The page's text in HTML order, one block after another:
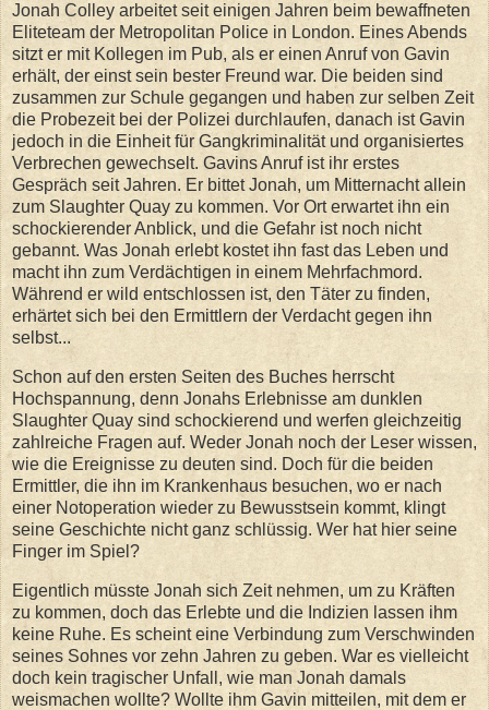
Jonah Colley arbeitet seit einigen Jahren beim bewaffneten
Eliteteam der Metropolitan Police in London. Eines Abends
sitzt er mit Kollegen im Pub, als er einen Anruf von Gavin
erhält, der einst sein bester Freund war. Die beiden sind
zusammen zur Schule gegangen und haben zur selben Zeit
die Probezeit bei der Polizei durchlaufen, danach ist Gavin
jedoch in die Einheit für Gangkriminalität und organisiertes
Verbrechen gewechselt. Gavins Anruf ist ihr erstes
Gespräch seit Jahren. Er bittet Jonah, um Mitternacht allein
zum Slaughter Quay zu kommen. Vor Ort erwartet ihn ein
schockierender Anblick, und die Gefahr ist noch nicht
gebannt. Was Jonah erlebt kostet ihn fast das Leben und
macht ihn zum Verdächtigen in einem Mehrfachmord.
Während er wild entschlossen ist, den Täter zu finden,
erhärtet sich bei den Ermittlern der Verdacht gegen ihn
selbst...
Schon auf den ersten Seiten des Buches herrscht
Hochspannung, denn Jonahs Erlebnisse am dunklen
Slaughter Quay sind schockierend und werfen gleichzeitig
zahlreiche Fragen auf. Weder Jonah noch der Leser wissen,
wie die Ereignisse zu deuten sind. Doch für die beiden
Ermittler, die ihn im Krankenhaus besuchen, wo er nach
einer Notoperation wieder zu Bewusstsein kommt, klingt
seine Geschichte nicht ganz schlüssig. Wer hat hier seine
Finger im Spiel?
Eigentlich müsste Jonah sich Zeit nehmen, um zu Kräften
zu kommen, doch das Erlebte und die Indizien lassen ihm
keine Ruhe. Es scheint eine Verbindung zum Verschwinden
seines Sohnes vor zehn Jahren zu geben. War es vielleicht
doch kein tragischer Unfall, wie man Jonah damals
weismachen wollte? Wollte ihm Gavin mitteilen, mit dem er